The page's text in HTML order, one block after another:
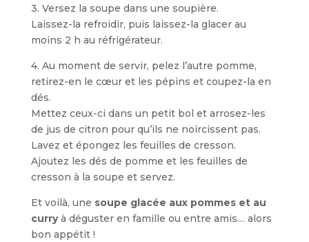
3. Versez la soupe dans une soupière.
Laissez-la refroidir, puis laissez-la glacer au
moins 2 h au réfrigérateur.
4. Au moment de servir, pelez l’autre pomme,
retirez-en le cœur et les pépins et coupez-la en
dés.
Mettez ceux-ci dans un petit bol et arrosez-les
de jus de citron pour qu’ils ne noircissent pas.
Lavez et épongez les feuilles de cresson.
Ajoutez les dés de pomme et les feuilles de
cresson à la soupe et servez.
Et voilà, une soupe glacée aux pommes et au
curryà déguster en famille ou entre amis… alors
bon appétit !